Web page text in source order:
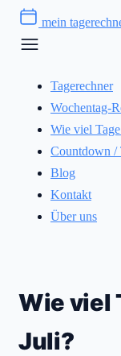
Zum
Inhalt
mein
Tagerechner
Wochentag-
Wie viel
Countdown /
Blog
Kontakt
Über uns
Wie viel
Juli?